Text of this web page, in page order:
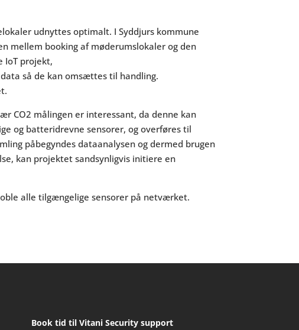
udnyttes optimalt. I Syddjurs kommune
mellem booking af møderumslokaler og den
IoT projekt,
så de kan omsættes til handling.
CO2 målingen er interessant, da denne kan
og batteridrevne sensorer, og overføres til
påbegyndes dataanalysen og dermed brugen
kan projektet sandsynligvis initiere en
alle tilgængelige sensorer på netværket.
Book tid til Vitani Security support